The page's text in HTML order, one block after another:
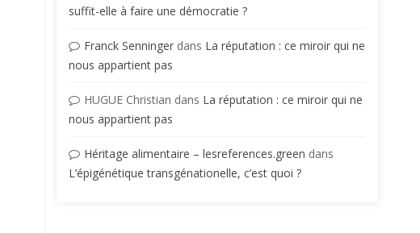
suffit-elle à faire une démocratie ?
Franck Senningerdans La réputation : ce miroir qui ne
nous appartient pas
HUGUE Christian dans La réputation : ce miroir qui ne
nous appartient pas
Héritage alimentaire – lesreferences.green dans
L’épigénétique transgénationelle, c’est quoi ?